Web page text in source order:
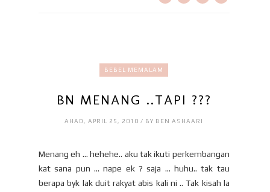
BEBEL MEMALAM
BN MENANG ..TAPI ???
AHAD, APRIL 25, 2010 / BY BEN ASHAARI
Menang eh ... hehehe.. aku tak ikuti perkembangan
kat sana pun ... nape ek ? saja ... huhu.. tak tau
berapa byk lak duit rakyat abis kali ni .. Tak kisah la